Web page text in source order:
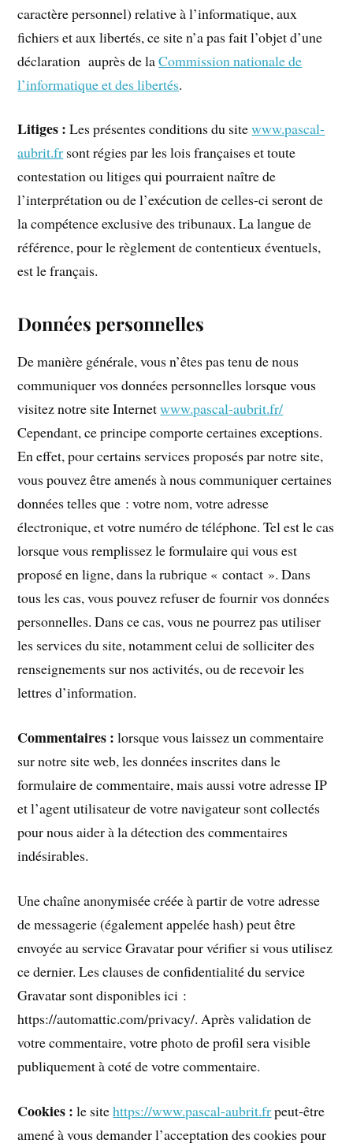
caractère personnel) relative à l’informatique, aux
fichiers et aux libertés, ce site n’a pas fait l’objet d’une
déclaration auprès de laCommission nationale de
l’informatique et des libertés.
Litiges : Les présentes conditions du sitewww.pascal-
aubrit.fr sont régies par les lois françaises et toute
contestation ou litiges qui pourraient naître de
l’interprétation ou de l’exécution de celles-ci seront de
la compétence exclusive des tribunaux. La langue de
référence, pour le règlement de contentieux éventuels,
est le français.
Données personnelles
De manière générale, vous n’êtes pas tenu de nous
communiquer vos données personnelles lorsque vous
visitez notre site Internetwww.pascal-aubrit.fr/
Cependant, ce principe comporte certaines exceptions.
En effet, pour certains services proposés par notre site,
vous pouvez être amenés à nous communiquer certaines
données telles que : votre nom, votre adresse
électronique, et votre numéro de téléphone. Tel est le cas
lorsque vous remplissez le formulaire qui vous est
proposé en ligne, dans la rubrique « contact ». Dans
tous les cas, vous pouvez refuser de fournir vos données
personnelles. Dans ce cas, vous ne pourrez pas utiliser
les services du site, notamment celui de solliciter des
renseignements sur nos activités, ou de recevoir les
lettres d’information.
Commentaires : lorsque vous laissez un commentaire
sur notre site web, les données inscrites dans le
formulaire de commentaire, mais aussi votre adresse IP
et l’agent utilisateur de votre navigateur sont collectés
pour nous aider à la détection des commentaires
indésirables.
Une chaîne anonymisée créée à partir de votre adresse
de messagerie (également appelée hash) peut être
envoyée au service Gravatar pour vérifier si vous utilisez
ce dernier. Les clauses de confidentialité du service
Gravatar sont disponibles ici :
https://automattic.com/privacy/. Après validation de
votre commentaire, votre photo de profil sera visible
publiquement à coté de votre commentaire.
Cookies : le sitehttps://www.pascal-aubrit.frpeut-être
amené à vous demander l’acceptation des cookies pour